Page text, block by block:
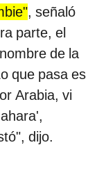
, señaló
parte, el
de la
que pasa es
Arabia, vi
dijo.